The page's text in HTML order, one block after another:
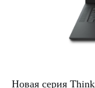
Новая серия